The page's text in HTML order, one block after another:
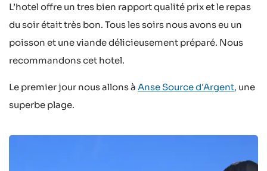
L’hotel offre un tres bien rapport qualité prix et le repas
du soir était très bon. Tous les soirs nous avons eu un
poisson et une viande délicieusement préparé. Nous
recommandons cet hotel.
Le premier jour nous allons à Anse Source d'Argent, une
superbe plage.